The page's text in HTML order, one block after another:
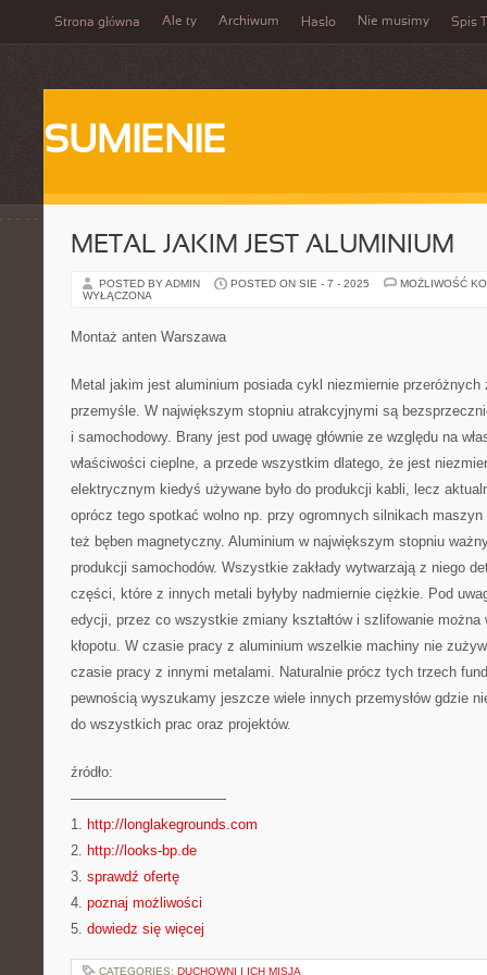
Strona główna Ale ty Archiwum Hasło Nie musimy Spis
SUMIENIE
METAL JAKIM JEST ALUMINIUM
POSTED BY ADMIN POSTED ON SIE - 7 - 2025
MOŻLIWOŚĆ
WYŁĄCZONA
Montaż anten Warszawa
Metal jakim jest aluminium posiada cykl niezmiernie przeróżnych
przemyśle. W największym stopniu atrakcyjnymi są
i samochodowy. Brany jest pod uwagę głównie ze względu na
właściwości cieplne, a przede wszystkim dlatego, że jest
elektrycznym kiedyś używane było do produkcji kabli, lecz
oprócz tego spotkać wolno np. przy ogromnych silnikach maszyn
też bęben magnetyczny. Aluminium w największym stopniu
produkcji samochodów. Wszystkie zakłady wytwarzają z niego
części, które z innych metali byłyby nadmiernie ciężkie. Pod
edycji, przez co wszystkie zmiany kształtów i szlifowanie można
kłopotu. W czasie pracy z aluminium wszelkie machiny nie
czasie pracy z innymi metalami. Naturalnie prócz tych trzech
pewnością wyszukamy jeszcze wiele innych przemysłów gdzie
do wszystkich prac oraz projektów.
źródło:
———————————
1. http://longlakegrounds.com
2. http://looks-bp.de
3. sprawdź ofertę
4. poznaj możliwości
5. dowiedz się więcej
CATEGORIES: DUCHOWNI I ICH MISJA